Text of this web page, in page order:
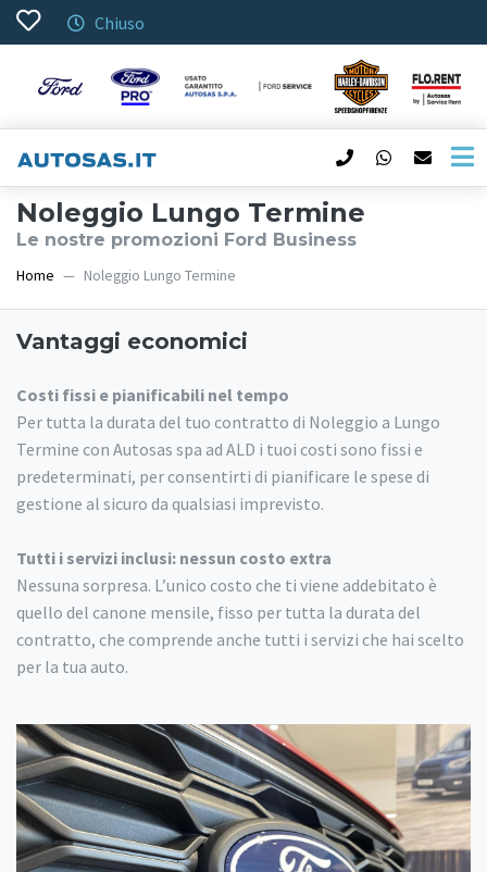
Chiuso
Noleggio Lungo Termine
Le nostre promozioni Ford Business
Home Noleggio Lungo Termine
Vantaggi economici
Costi fissi e pianificabili nel tempo
Per tutta la durata del tuo contratto di Noleggio a Lungo
Termine con Autosas spa ad ALD i tuoi costi sono fissi e
predeterminati, per consentirti di pianificare le spese di
gestione al sicuro da qualsiasi imprevisto.
Tutti i servizi inclusi: nessun costo extra
Nessuna sorpresa. L’unico costo che ti viene addebitato è
quello del canone mensile, fisso per tutta la durata del
contratto, che comprende anche tutti i servizi che hai scelto
per la tua auto.